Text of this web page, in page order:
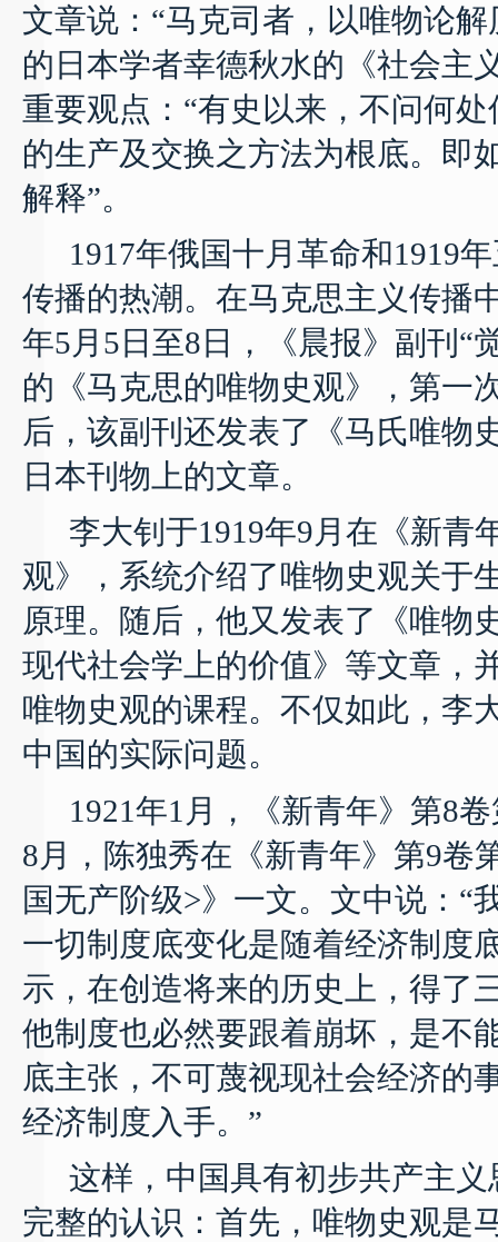
文章说：“马克司者，以唯物论
的日本学者幸德秋水的《社会主
重要观点：“有史以来，不问何
的生产及交换之方法为根底。即
解释”。
1917年俄国十月革命和1919
传播的热潮。在马克思主义传播
年5月 5 日 至8 日，《晨报》副刊“
的《马克思的唯物史观》，第一
后，该副刊还发表了《马氏唯物
日本刊物上的文章。
李大钊于1919年9月在《新青
观》，系统介绍了唯物史观关于
原理。随后，他又发表了《唯物
现代社会学上的价值》等文章，
唯物史观的课程。不仅如此，李
中国的实际问题。
1921年1 月，《新青年》第8
8月，陈独秀在《新青年》第9卷
国无产阶级>》一文。文中说：“
一切制度底变化是随着经济制度
示，在创造将来的历史上，得了
他制度也必然要跟着崩坏，是不
底主张，不可蔑视现社会经济的
经济制度入手。”
这样，中国具有初步共产主
完整的认识：首先，唯物史观是